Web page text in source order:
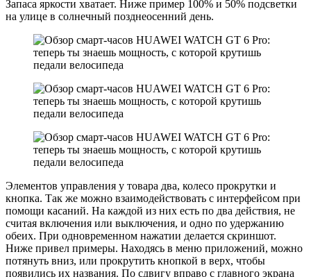
Запаса яркости хватает. Ниже пример 100% и 50% подсветки
на улице в солнечный позднеосенний день.
Элементов управления у товара два, колесо прокрутки и
кнопка. Так же можно взаимодействовать с интерфейсом при
помощи касаний. На каждой из них есть по два действия, не
считая включения или выключения, и одно по удержанию
обеих. При одновременном нажатии делается скриншот.
Ниже привел примеры. Находясь в меню приложений, можно
потянуть вниз, или прокрутить кнопкой в верх, чтобы
появились их названия. По сдвигу вправо с главного экрана